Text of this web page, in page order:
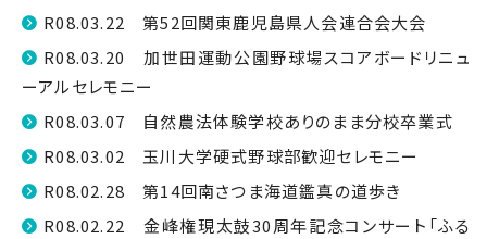
R08.03.22 第52回関東鹿児島県人会連合会大会
R08.03.20 加世田運動公園野球場スコアボードリニュ
ーアルセレモニー
R08.03.07 自然農法体験学校ありのまま分校卒業式
R08.03.02 玉川大学硬式野球部歓迎セレモニー
R08.02.28 第14回南さつま海道鑑真の道歩き
R08.02.22 金峰権現太鼓30周年記念コンサート「ふる